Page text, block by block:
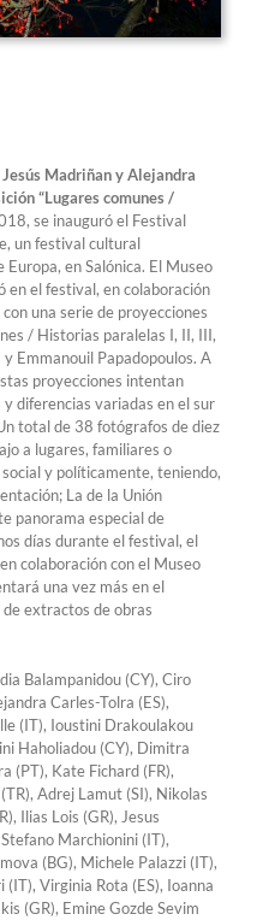
Madriñan y Alejandra
“Lugares comunes /
se inauguró el Festival
un festival cultural
en Salónica. El Museo
en el festival, en colaboración
una serie de proyecciones
/ Historias paralelas I, II, III,
Emmanouil Papadopoulos. A
proyecciones intentan
diferencias variadas en el sur
total de 38 fotógrafos de diez
a lugares, familiares o
y políticamente, teniendo,
La de la Unión
panorama especial de
días durante el festival, el
colaboración con el Museo
una vez más en el
extractos de obras
Balampanidou (CY), Ciro
Carles-Tolra (ES),
(IT), Ioustini Drakoulakou
Haholiadou (CY), Dimitra
(PT), Kate Fichard (FR),
Adrej Lamut (SI), Nikolas
Ilias Lois (GR), Jesus
Marchionini (IT),
(BG), Michele Palazzi (IT),
Virginia Rota (ES), Ioanna
(GR), Emine Gozde Sevim